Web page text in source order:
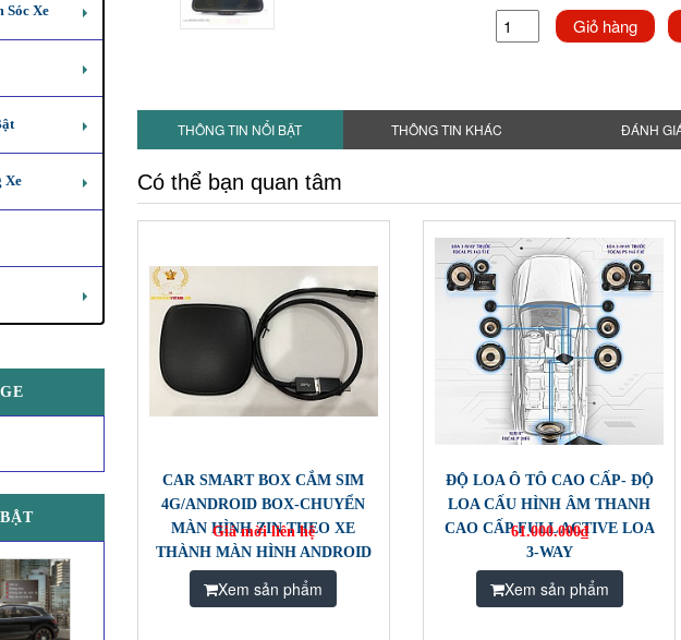
Sóc Xe
Xe
Giỏ hàng
THÔNG TIN NỔI BẬT THÔNG TIN KHÁC ĐÁNH
Có thể bạn quan tâm
CAR SMART BOX CẮM SIM
4G/ANDROID BOX-CHUYỂN
MÀN HÌNH ZIN THEO XE
THÀNH MÀN HÌNH ANDROID
Giá mời liên hệ
Xem sản phẩm
ĐỘ LOA Ô TÔ CAO CẤP- ĐỘ
LOA CẤU HÌNH ÂM THANH
CAO CẤP FULL ACTIVE LOA
3-WAY
61.000.000₫
Xem sản phẩm